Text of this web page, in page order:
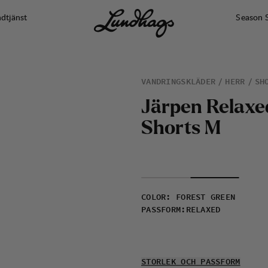
Season
VANDRINGSKLÄDER HERR
Järpen Relaxe
Shorts M
COLOR :
FOREST GREEN
PASSFORM : RELAXED
STORLEK OCH PASSFORM